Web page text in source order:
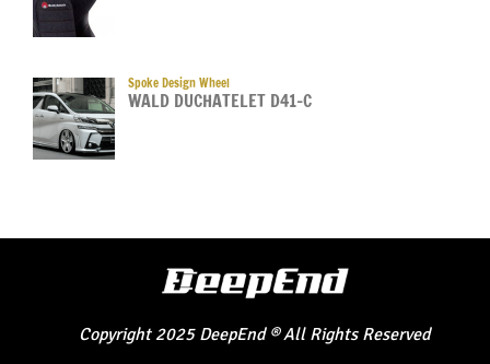
Spoke Design Wheel
WALD DUCHATELET D41-C
Copyright 2025 DeepEnd®All Rights Reserved